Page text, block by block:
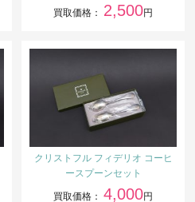
買取価格： 2,500円
クリストフル フィデリオ コーヒ
ースプーンセット
買取価格： 4,000円